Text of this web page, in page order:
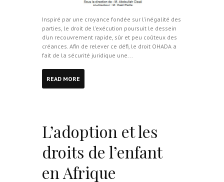
Inspiré par une croyance fondée sur l’inégalité des
parties, le droit de l’exécution poursuit le dessein
d’un recouvrement rapide, sûr et peu coûteux des
créances. Afin de relever ce défi, le droit OHADA a
fait de la sécurité juridique une...
READ MORE
L’adoption et les
droits de l’enfant
en Afrique